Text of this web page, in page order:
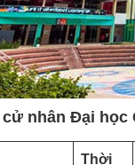
nhân Đại học
Thời